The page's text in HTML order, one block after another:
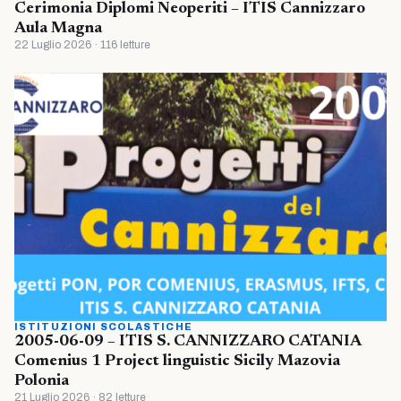
Cerimonia Diplomi Neoperiti – ITIS Cannizzaro
Aula Magna
22 Luglio 2026 · 116 letture
ISTITUZIONI SCOLASTICHE
2005-06-09 – ITIS S. CANNIZZARO CATANIA
Comenius 1 Project linguistic Sicily Mazovia
Polonia
21 Luglio 2026 · 82 letture